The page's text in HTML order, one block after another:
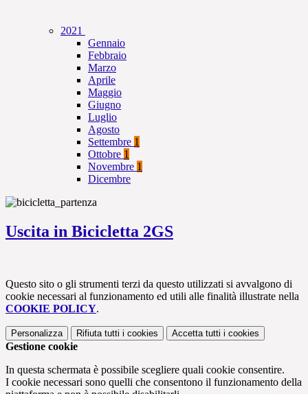
2021
Gennaio
Febbraio
Marzo
Aprile
Maggio
Giugno
Luglio
Agosto
Settembre 1
Ottobre 1
Novembre 1
Dicembre
Uscita in Bicicletta 2GS
Questo sito o gli strumenti terzi da questo utilizzati si avvalgono di
cookie necessari al funzionamento ed utili alle finalità illustrate nella
COOKIE POLICY.
Personalizza Rifiuta tutti i cookies Accetta tutti i cookies
Gestione cookie
In questa schermata è possibile scegliere quali cookie consentire.
I cookie necessari sono quelli che consentono il funzionamento della